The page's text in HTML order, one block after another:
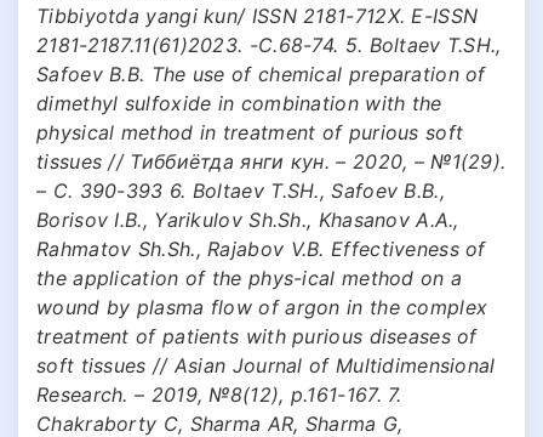
Tibbiyotda yangi kun/ ISSN 2181-712X. E-ISSN
2181-2187.11(61)2023. -C.68-74. 5. Boltaev T.SH.,
Safoev B.B. The use of chemical preparation of
dimethyl sulfoxide in combination with the
physical method in treatment of purious soft
tissues // Тиббиётда янги кун. – 2020, – №1(29).
– С. 390-393 6. Boltaev T.SH., Safoev B.B.,
Borisov I.B., Yarikulov Sh.Sh., Khasanov A.A.,
Rahmatov Sh.Sh., Rajabov V.B. Effectiveness of
the application of the phys-ical method on a
wound by plasma flow of argon in the complex
treatment of patients with purious diseases of
soft tissues // Asian Journal of Multidimensional
Research. – 2019, №8(12), p.161-167. 7.
Chakraborty C, Sharma AR, Sharma G,